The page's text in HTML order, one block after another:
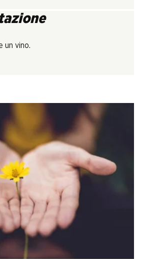
un vino.